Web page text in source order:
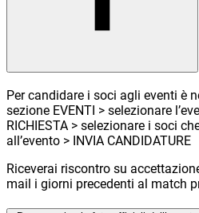
Per candidare i soci agli eventi è
sezione EVENTI > selezionare
RICHIESTA > selezionare i soci
all’evento > INVIA CANDIDATURE
Riceverai riscontro su
mail i giorni precedenti al match